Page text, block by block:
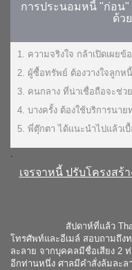
การประนอมหนี้ "ก่อน"
ด้ว
1. ความจริงใจ กล้าเปิดเผยข้
2. ผู้ซื้อทรัพย์ ต้องวางใจลู
3. คนกลาง ที่น่าเชื่อถือจะช่ว
4. บางครั้ง ต้องใช้บริการนา
5. พี่ตุ๊กตา ได้แนะนำไปแล้วเ
.
เจรจาหนี้ ปรับโครงส
สัปดาห์ที่แล้ว
โทรศัพท์และอีเมล์ สอบถามถึง
ละลาย จากบุคคลมีชื่อเสียง 2
อีกท่านหนึ่ง ศาลมีคำสั่งล้มละ